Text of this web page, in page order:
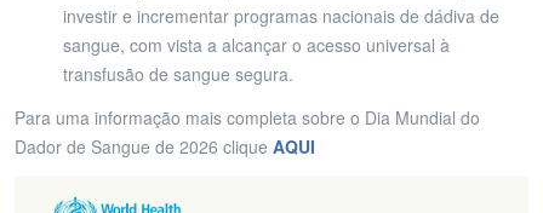
investir e incrementar programas nacionais de dádiva de
sangue, com vista a alcançar o acesso universal à
transfusão de sangue segura.
Para uma informação mais completa sobre o Dia Mundial do
Dador de Sangue de 2026 clique AQUI